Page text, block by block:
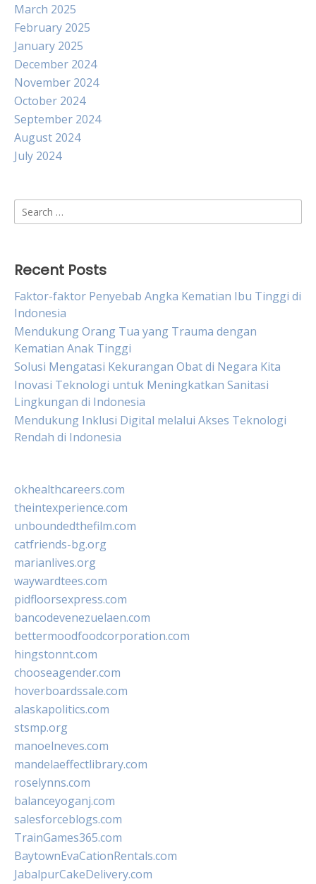
March 2025
February 2025
January 2025
December 2024
November 2024
October 2024
September 2024
August 2024
July 2024
Search
for:
Recent Posts
Faktor-faktor Penyebab Angka Kematian Ibu Tinggi di
Indonesia
Mendukung Orang Tua yang Trauma dengan
Kematian Anak Tinggi
Solusi Mengatasi Kekurangan Obat di Negara Kita
Inovasi Teknologi untuk Meningkatkan Sanitasi
Lingkungan di Indonesia
Mendukung Inklusi Digital melalui Akses Teknologi
Rendah di Indonesia
okhealthcareers.com
theintexperience.com
unboundedthefilm.com
catfriends-bg.org
marianlives.org
waywardtees.com
pidfloorsexpress.com
bancodevenezuelaen.com
bettermoodfoodcorporation.com
hingstonnt.com
chooseagender.com
hoverboardssale.com
alaskapolitics.com
stsmp.org
manoelneves.com
mandelaeffectlibrary.com
roselynns.com
balanceyoganj.com
salesforceblogs.com
TrainGames365.com
BaytownEvaCationRentals.com
JabalpurCakeDelivery.com